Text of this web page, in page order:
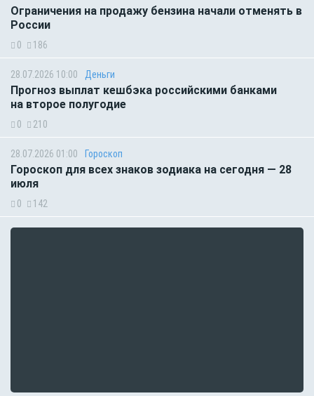
Ограничения на продажу бензина начали отменять в
России
0 186
28.07.2026 10:00 Деньги
Прогноз выплат кешбэка российскими банками
на второе полугодие
0 210
28.07.2026 01:00 Гороскоп
Гороскоп для всех знаков зодиака на сегодня — 28
июля
0 142